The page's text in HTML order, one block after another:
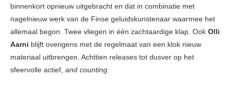
binnenkort opnieuw uitgebracht en dat in combinatie met
nagelnieuw werk van de Finse geluidskunstenaar waarmee het
allemaal begon. Twee vliegen in één zachtaardige klap. Ook Olli
Aarni blijft overigens met de regelmaat van een klok nieuw
materiaal uitbrengen. Achttien releases tot dusver op het
sfeervolle actief, and counting.